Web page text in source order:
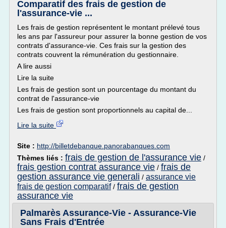
Comparatif des frais de gestion de
l'assurance-vie ...
Les frais de gestion représentent le montant prélevé tous
les ans par l'assureur pour assurer la bonne gestion de vos
contrats d'assurance-vie. Ces frais sur la gestion des
contrats couvrent la rémunération du gestionnaire.
A lire aussi
Lire la suite
Les frais de gestion sont un pourcentage du montant du
contrat de l'assurance-vie
Les frais de gestion sont proportionnels au capital de...
Lire la suite
Site : http://billetdebanque.panorabanques.com
Thèmes liés : frais de gestion de l'assurance vie /
frais gestion contrat assurance vie / frais de
gestion assurance vie generali / assurance vie
frais de gestion comparatif/ frais de gestion
assurance vie
Palmarès Assurance-Vie - Assurance-Vie
Sans Frais d'Entrée